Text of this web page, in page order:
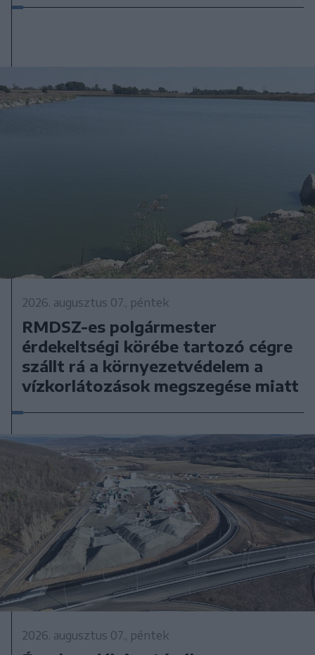
2026. augusztus 07., péntek
RMDSZ-es polgármester
érdekeltségi körébe tartozó cégre
szállt rá a környezetvédelem a
vízkorlátozások megszegése miatt
2026. augusztus 07., péntek